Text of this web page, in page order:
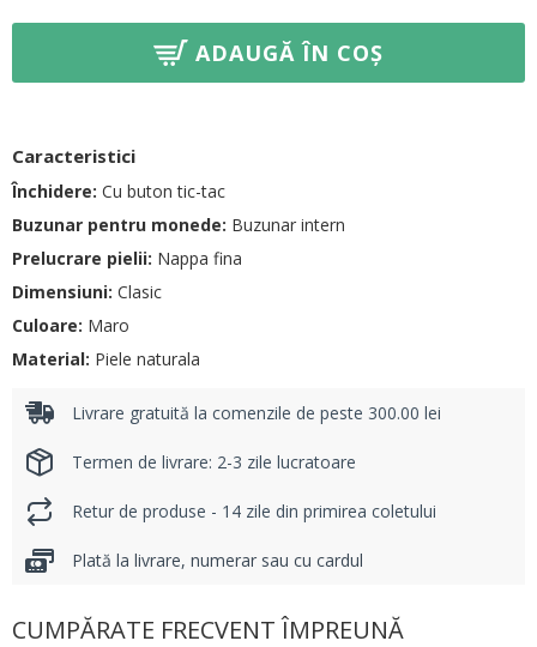
ADAUGĂ ÎN COȘ
Caracteristici
Închidere: Cu buton tic-tac
Buzunar pentru monede: Buzunar intern
Prelucrare pielii: Nappa fina
Dimensiuni: Clasic
Culoare: Maro
Material: Piele naturala
Livrare gratuită la comenzile de peste 300.00 lei
Termen de livrare: 2-3 zile lucratoare
Retur de produse - 14 zile din primirea coletului
Plată la livrare, numerar sau cu cardul
CUMPĂRATE FRECVENT ÎMPREUNĂ